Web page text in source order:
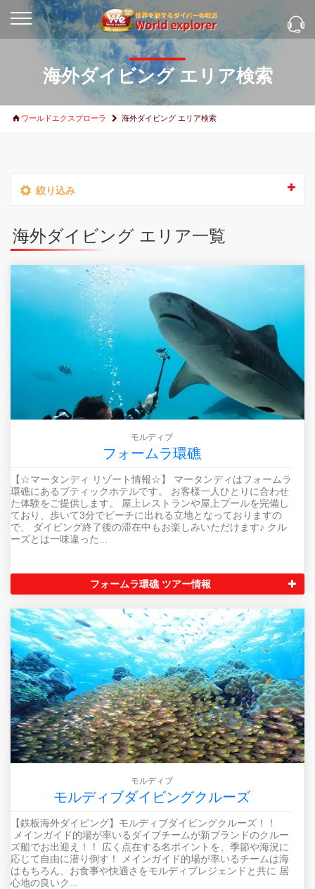
海外ダイビング エリア検索
ワールドエクスプローラ 海外ダイビング エリア検索
絞り込み
海外ダイビング エリア一覧
モルディブ
フォームラ環礁
【☆マータンディ リゾート情報☆】 マータンディはフォームラ
環礁にあるブティックホテルです。 お客様一人ひとりに合わせ
た体験をご提供します。 屋上レストランや屋上プールを完備し
ており、歩いて3分でビーチに出れる立地となっておりますの
で、 ダイビング終了後の滞在中もお楽しみいただけます♪ クル
ーズとは一味違った...
フォームラ環礁 ツアー情報
モルディブ
モルディブダイビングクルーズ
【鉄板海外ダイビング】モルディブダイビングクルーズ！！
メインガイド的場が率いるダイブチームが新ブランドのクルー
ズ船でお出迎え！！ 広く点在する名ポイントを、季節や海況に
応じて自由に潜り倒す！ メインガイド的場が率いるチームは海
はもちろん、お食事や快適さをモルディブレジェンドと共に 居
心地の良いク...